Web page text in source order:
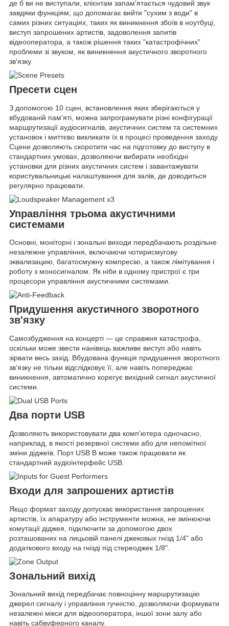
де б ви не виступали, клієнтам запам'ятається чудовий звук
завдяки функціям, що допомагає вийти "сухим з води" в
самих різних ситуаціях, таких як виникнення збоїв в ноутбуці,
виступ запрошених артистів, задоволення запитів
відеооператора, а також рішення таких "катастрофічних"
проблеми зі звуком, як виникнення акустичного зворотного
зв'язку.
Пресети сцен
З допомогою 10 сцен, встановлення яких зберігаються у
вбудованій пам'яті, можна запрограмувати різні конфігурації
маршрутизації аудіосигналів, акустичних систем та системних
установок і миттєво викликати їх в процесі проведення заходу.
Сцени дозволяють скоротити час на підготовку до виступу в
стандартних умовах, дозволяючи вибирати необхідні
установки для різних акустичних систем і завантажувати
користувальницькі налаштування для залів, де доводиться
регулярно працювати.
Управління трьома акустичними
системами
Основні, моніторні і зональні виходи передбачають роздільне
незалежне управління, включаючи чотирисмугову
эквализацию, багатосмужну компресію, а також лімітування і
роботу з моносигналом. Як ніби в одному пристрої є три
процесори управління акустичними системами.
Придушення акустичного зворотного
зв'язку
Самозбудження на концерті — це справжня катастрофа,
оскільки може звести нанівець важливе виступ або навіть
зірвати весь захід. Вбудована функція придушення зворотного
зв'язку не тільки відслідковує її, але навіть попереджає
виникнення, автоматично корегує вихідний сигнал акустичної
системи.
Два порти USB
Дозволяють використовувати два комп'ютера одночасно,
наприклад, в якості резервної системи або для непомітної
зміни діджеїв. Порт USB B може також працювати як
стандартний аудіоінтерфейс USB.
Входи для запрошених артистів
Якщо формат заходу допускає використання запрошених
артистів, їх апаратуру або інструменти можна, не змінюючи
комутації діджея, підключити за допомогою двох
розташованих на лицьовій панелі джековых гнізд 1/4" або
додаткового входу на гнізді під стереоджек 1/8".
Зональний вихід
Зональний вихід передбачає повноцінну маршрутизацію
джерел сигналу і управління гучністю, дозволяючи формувати
незалежні мікси для відеооператора, іншої зони залу або
навіть сабвуферного каналу.